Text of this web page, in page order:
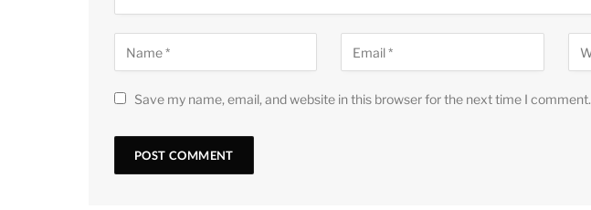
Save my name, email, and website in this browser for the next time I comment.